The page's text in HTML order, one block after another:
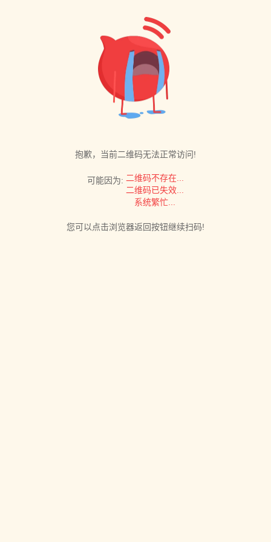
抱歉，当前二维码无法正常访问!
可能因为: 二维码不存在...
二维码已失效...
系统繁忙...
您可以点击浏览器返回按钮继续扫码!